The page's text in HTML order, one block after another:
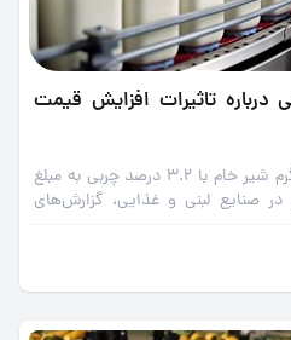
بورسی درباره تاثیرات افزایش قیمت
به دنبال افزایش قیمت هر کیلوگرم شیر خام با 3.2 درصد چربی به مبلغ
شرکت فعال در صنایع لبنی و غذایی، گزارش‌های